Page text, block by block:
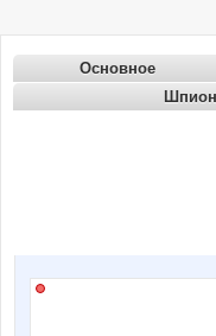
Основное